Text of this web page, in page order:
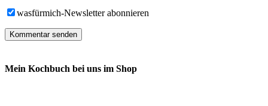
wasfürmich-Newsletter abonnieren
Mein Kochbuch bei uns im Shop